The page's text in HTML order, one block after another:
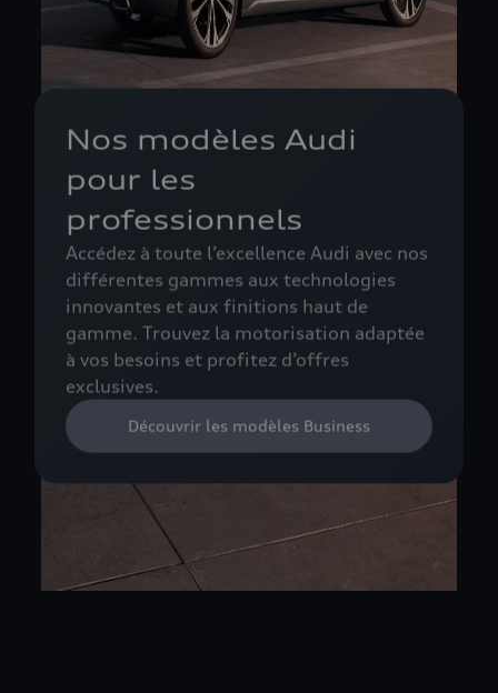
Nos modèles Audi
pour les
professionnels
Accédez à toute l’excellence Audi avec nos
différentes gammes aux technologies
innovantes et aux finitions haut de
gamme. Trouvez la motorisation adaptée
à vos besoins et profitez d’offres
exclusives.
Découvrir les modèles Business